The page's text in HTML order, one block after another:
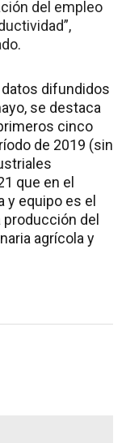
del empleo
difundidos
se destaca
cinco
de 2019 (sin
que en el
y equipo es el
del
agrícola y